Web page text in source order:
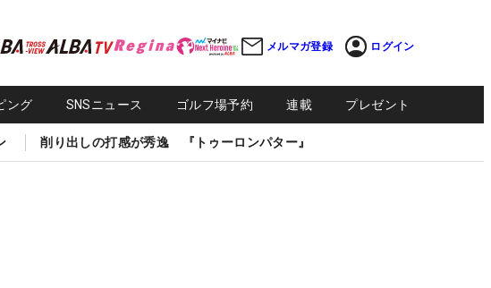
メルマガ登録 ログイン
ング SNSニュース ゴルフ場予約 連載 プレゼント
削り出しの打感が秀逸 『トゥーロンパター』